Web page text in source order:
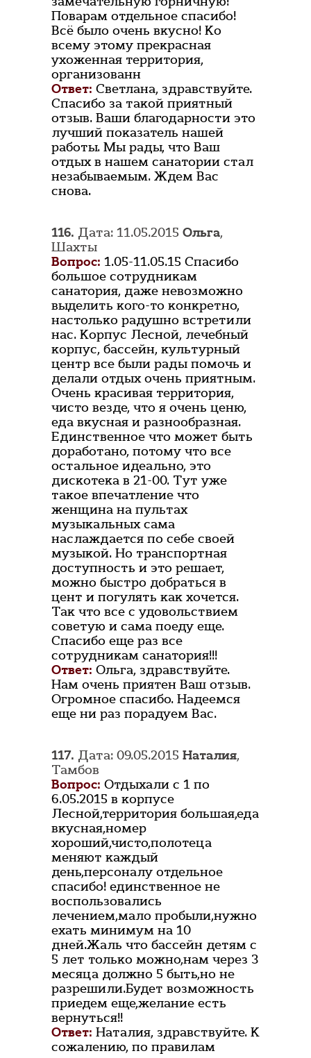
Поварам отдельное спасибо!
Всё было очень вкусно! Ко
всему этому прекрасная
ухоженная территория,
организованн
Ответ: Светлана, здравствуйте.
Спасибо за такой приятный
отзыв. Ваши благодарности это
лучший показатель нашей
работы. Мы рады, что Ваш
отдых в нашем санатории стал
незабываемым. Ждем Вас
снова.
116. Дата: 11.05.2015 Ольга,
Шахты
Вопрос: 1.05-11.05.15 Спасибо
большое сотрудникам
санатория, даже невозможно
выделить кого-то конкретно,
настолько радушно встретили
нас. Корпус Лесной, лечебный
корпус, бассейн, культурный
центр все были рады помочь и
делали отдых очень приятным.
Очень красивая территория,
чисто везде, что я очень ценю,
еда вкусная и разнообразная.
Единственное что может быть
доработано, потому что все
остальное идеально, это
дискотека в 21-00. Тут уже
такое впечатление что
женщина на пультах
музыкальных сама
наслаждается по себе своей
музыкой. Но транспортная
доступность и это решает,
можно быстро добраться в
цент и погулять как хочется.
Так что все с удовольствием
советую и сама поеду еще.
Спасибо еще раз все
сотрудникам санатория!!!
Ответ: Ольга, здравствуйте.
Нам очень приятен Ваш отзыв.
Огромное спасибо. Надеемся
еще ни раз порадуем Вас.
117. Дата: 09.05.2015 Наталия,
Тамбов
Вопрос: Отдыхали с 1 по
6.05.2015 в корпусе
Лесной,территория большая,еда
вкусная,номер
хороший,чисто,полотеца
меняют каждый
день,персоналу отдельное
спасибо! единственное не
воспользовались
лечением,мало пробыли,нужно
ехать минимум на 10
дней.Жаль что бассейн детям с
5 лет только можно,нам через 3
месяца должно 5 быть,но не
разрешили.Будет возможность
приедем еще,желание есть
вернуться!!
Ответ: Наталия, здравствуйте. К
сожалению, по правилам